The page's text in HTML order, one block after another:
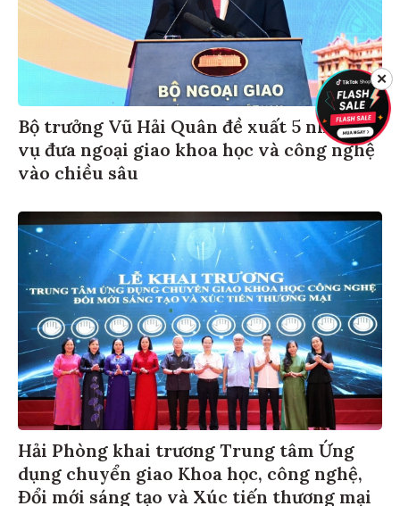
Bộ trưởng Vũ Hải Quân đề xuất 5 nhiệm
vụ đưa ngoại giao khoa học và công nghệ
vào chiều sâu
Hải Phòng khai trương Trung tâm Ứng
dụng chuyển giao Khoa học, công nghệ,
Đổi mới sáng tạo và Xúc tiến thương mại
✕